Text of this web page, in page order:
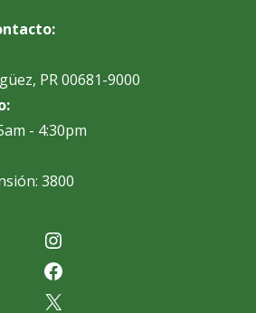
PR 00681-9000
- 4:30pm
3800
Instagram
Facebook
X